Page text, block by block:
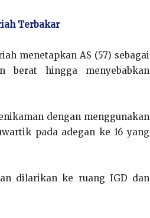
Terbakar
menetapkan AS (57) sebagai
berat hingga menyebabkan
dengan menggunakan
pada adegan ke 16 yang
dilarikan ke ruang IGD dan